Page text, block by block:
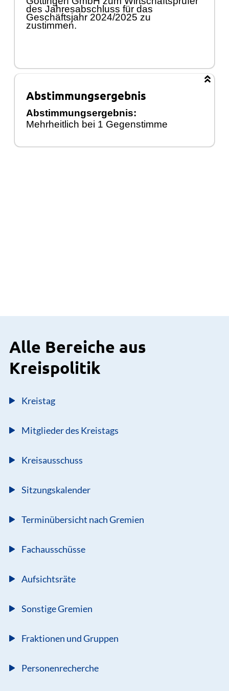
des Jahresabschluss für das
Geschäftsjahr 2024/2025 zu
zustimmen.
Abstimmungsergebnis
Abstimmungsergebnis:
Mehrheitlich bei 1 Gegenstimme
Alle Bereiche aus
Kreispolitik
Kreistag
Mitglieder des Kreistags
Kreisausschuss
Sitzungskalender
Terminübersicht nach Gremien
Fachausschüsse
Aufsichtsräte
Sonstige Gremien
Fraktionen und Gruppen
Personenrecherche